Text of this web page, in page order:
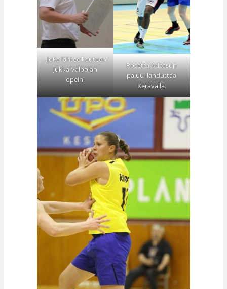
..joka lähtee kauteen
Jukka Valpolan
opein.
Rosetta Adzasun
paluu ilahduttaa
Keravalla.